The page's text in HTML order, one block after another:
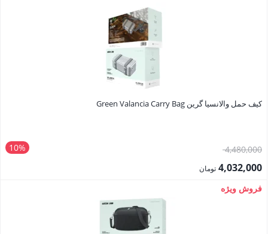
کیف حمل والانسیا گرین Green Valancia Carry Bag
10% 4,480,000قیمت
اصلی:4,032,000 تومان
قیمت
فروش ویژه